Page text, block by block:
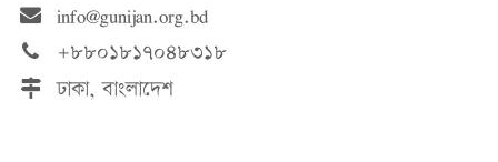
info@gunijan.org.bd
+৮৮০১৮১৭০৪৮৩১৮
ঢাকা, বাংলাদেশ